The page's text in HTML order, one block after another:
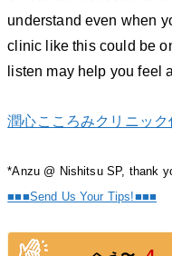
understand even when
clinic like this could be
listen may help you feel
潤心こころみクリニッ
*Anzu @ Nishitsu SP, thank
■■■Send Us Your Tips!■■■